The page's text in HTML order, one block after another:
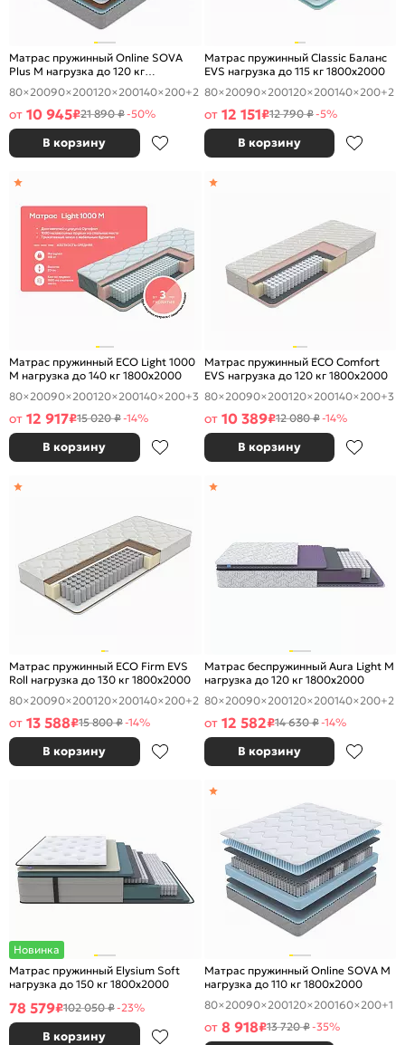
Матрас пружинный Online SOVA
Plus M нагрузка до 120 кг
1800x2000
80×20090×200120×200140×200+2
от 10 945₽21 890 ₽-50%
В корзину
Матрас пружинный Classic Баланс
EVS нагрузка до 115 кг 1800x2000
80×20090×200120×200140×200+2
от 12 151₽12 790 ₽-5%
В корзину
Матрас пружинный ECO Light 1000
M нагрузка до 140 кг 1800x2000
80×20090×200120×200140×200+3
от 12 917₽15 020 ₽-14%
В корзину
Матрас пружинный ECO Comfort
EVS нагрузка до 120 кг 1800x2000
80×20090×200120×200140×200+3
от 10 389₽12 080 ₽-14%
В корзину
Матрас пружинный ECO Firm EVS
Roll нагрузка до 130 кг 1800x2000
80×20090×200120×200140×200+2
от 13 588₽15 800 ₽-14%
В корзину
Матрас беспружинный Aura Light M
нагрузка до 120 кг 1800x2000
80×20090×200120×200140×200+2
от 12 582₽14 630 ₽-14%
В корзину
Новинка
Матрас пружинный Elysium Soft
нагрузка до 150 кг 1800x2000
78 579₽102 050 ₽-23%
В корзину
Матрас пружинный Online SOVA M
нагрузка до 110 кг 1800x2000
80×20090×200120×200160×200+1
от 8 918₽13 720 ₽-35%